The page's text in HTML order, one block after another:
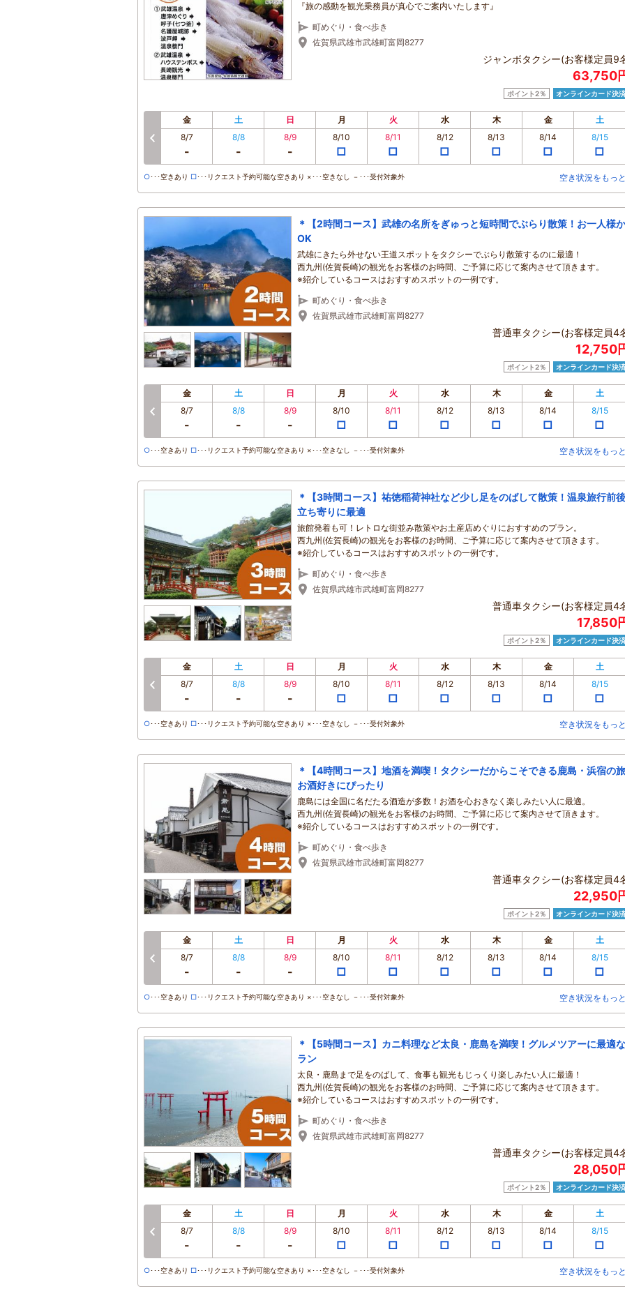
『旅の感動を観光乗務員が真心でご案内いたします』
町めぐり・食べ歩き
佐賀県武雄市武雄町富岡8277
ジャンボタクシー(お客様定員9
63,750
ポイント2％ オンラインカード決
金 土 日 月 火 水 木 金 土
8/7
-
8/8
-
8/9
-
8/10
□
8/11
□
8/12
□
8/13
□
8/14
□
8/15
□
○･･･空きあり □･･･リクエスト予約可能な空きあり ×･･･空きなし －･･･受付対象外 空き状況をもっ
＊【2時間コース】武雄の名所をぎゅっと短時間でぶらり散策！お一人様
OK
武雄にきたら外せない王道スポットをタクシーでぶらり散策するのに最適！
西九州(佐賀長崎)の観光をお客様のお時間、ご予算に応じて案内させて頂きます。
※紹介しているコースはおすすめスポットの一例です。
町めぐり・食べ歩き
佐賀県武雄市武雄町富岡8277
普通車タクシー(お客様定員4
12,750
ポイント2％ オンラインカード決
金 土 日 月 火 水 木 金 土
8/7
-
8/8
-
8/9
-
8/10
□
8/11
□
8/12
□
8/13
□
8/14
□
8/15
□
○･･･空きあり □･･･リクエスト予約可能な空きあり ×･･･空きなし －･･･受付対象外 空き状況をもっ
＊【3時間コース】祐徳稲荷神社など少し足をのばして散策！温泉旅行前
立ち寄りに最適
旅館発着も可！レトロな街並み散策やお土産店めぐりにおすすめのプラン。
西九州(佐賀長崎)の観光をお客様のお時間、ご予算に応じて案内させて頂きます。
※紹介しているコースはおすすめスポットの一例です。
町めぐり・食べ歩き
佐賀県武雄市武雄町富岡8277
普通車タクシー(お客様定員4
17,850
ポイント2％ オンラインカード決
金 土 日 月 火 水 木 金 土
8/7
-
8/8
-
8/9
-
8/10
□
8/11
□
8/12
□
8/13
□
8/14
□
8/15
□
○･･･空きあり □･･･リクエスト予約可能な空きあり ×･･･空きなし －･･･受付対象外 空き状況をもっ
＊【4時間コース】地酒を満喫！タクシーだからこそできる鹿島・浜宿の旅
お酒好きにぴったり
鹿島には全国に名だたる酒造が多数！お酒を心おきなく楽しみたい人に最適。
西九州(佐賀長崎)の観光をお客様のお時間、ご予算に応じて案内させて頂きます。
※紹介しているコースはおすすめスポットの一例です。
町めぐり・食べ歩き
佐賀県武雄市武雄町富岡8277
普通車タクシー(お客様定員4
22,950
ポイント2％ オンラインカード決
金 土 日 月 火 水 木 金 土
8/7
-
8/8
-
8/9
-
8/10
□
8/11
□
8/12
□
8/13
□
8/14
□
8/15
□
○･･･空きあり □･･･リクエスト予約可能な空きあり ×･･･空きなし －･･･受付対象外 空き状況をもっ
＊【5時間コース】カニ料理など太良・鹿島を満喫！グルメツアーに最適
ラン
太良・鹿島まで足をのばして、食事も観光もじっくり楽しみたい人に最適！
西九州(佐賀長崎)の観光をお客様のお時間、ご予算に応じて案内させて頂きます。
※紹介しているコースはおすすめスポットの一例です。
町めぐり・食べ歩き
佐賀県武雄市武雄町富岡8277
普通車タクシー(お客様定員4
28,050
ポイント2％ オンラインカード決
金 土 日 月 火 水 木 金 土
8/7
-
8/8
-
8/9
-
8/10
□
8/11
□
8/12
□
8/13
□
8/14
□
8/15
□
○･･･空きあり □･･･リクエスト予約可能な空きあり ×･･･空きなし －･･･受付対象外 空き状況をもっ